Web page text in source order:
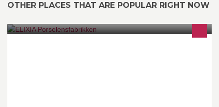
OTHER PLACES THAT ARE POPULAR RIGHT NOW